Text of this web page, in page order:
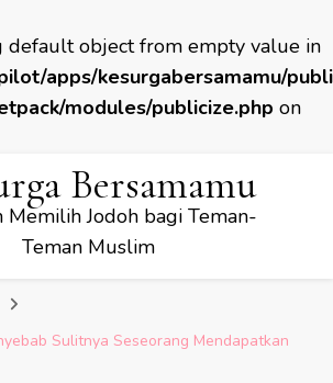
default object from empty value in
apps/kesurgabersamamu/
modules/publicize.php on
Bersamamu
Memilih Jodoh bagi Teman-
Teman Muslim
Sulitnya Seseorang Mendapatkan